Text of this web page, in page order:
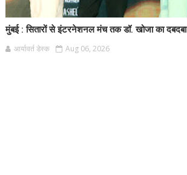
मुंबई : सितारों से इंटरनेशनल मंच तक डॉ. खोजा का दबदबा
आर्यावर्त डेस्क Aug 06, 2026